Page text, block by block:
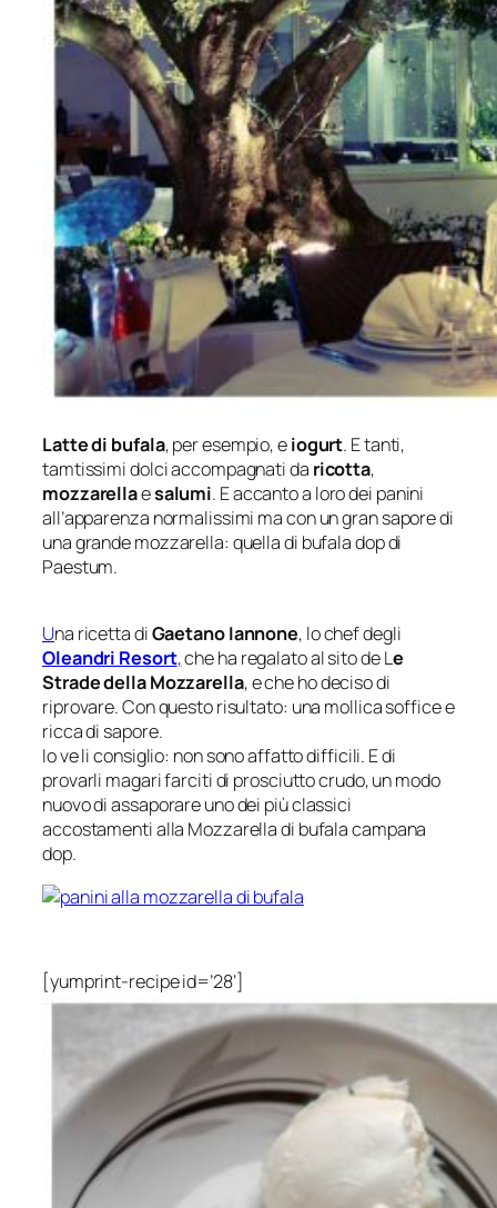
Latte di bufala, per esempio, eiogurt. E tanti,
tamtissimi dolci accompagnati da ricotta,
mozzarellaesalumi. E accanto a loro dei panini
all’apparenza normalissimi ma con un gran sapore di
una grande mozzarella: quella di bufala dop di
Paestum.
Una ricetta diGaetano Iannone, lo chef degli
Oleandri Resort,che ha regalato al sito de Le
Strade della Mozzarella, e che ho deciso di
riprovare. Con questo risultato: una mollica soffice e
ricca di sapore.
Io ve li consiglio: non sono affatto difficili. E di
provarli magari farciti di prosciutto crudo, un modo
nuovo di assaporare uno dei più classici
accostamenti alla Mozzarella di bufala campana
dop.
[yumprint-recipe id=’28’]